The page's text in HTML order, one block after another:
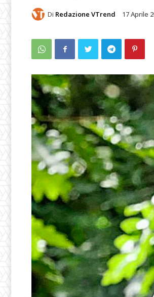
Di Redazione VTrend 17 Aprile